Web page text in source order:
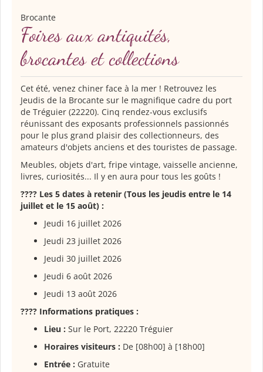
Brocante
Foires aux antiquités,
brocantes et collections
Cet été, venez chiner face à la mer ! Retrouvez les
Jeudis de la Brocante sur le magnifique cadre du port
de Tréguier (22220). Cinq rendez-vous exclusifs
réunissant des exposants professionnels passionnés
pour le plus grand plaisir des collectionneurs, des
amateurs d'objets anciens et des touristes de passage.
Meubles, objets d'art, fripe vintage, vaisselle ancienne,
livres, curiosités... Il y en aura pour tous les goûts !
???? Les 5 dates à retenir (Tous les jeudis entre le 14
juillet et le 15 août) :
Jeudi 16 juillet 2026
Jeudi 23 juillet 2026
Jeudi 30 juillet 2026
Jeudi 6 août 2026
Jeudi 13 août 2026
???? Informations pratiques :
Lieu : Sur le Port, 22220 Tréguier
Horaires visiteurs : De [08h00] à [18h00]
Entrée : Gratuite